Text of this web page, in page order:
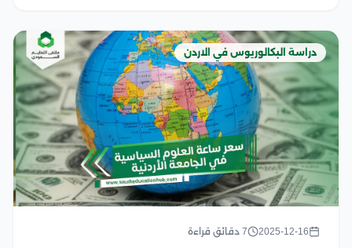
دراسة البكالوريوس في الاردن
2025-12-16 7 دقائق قراءة